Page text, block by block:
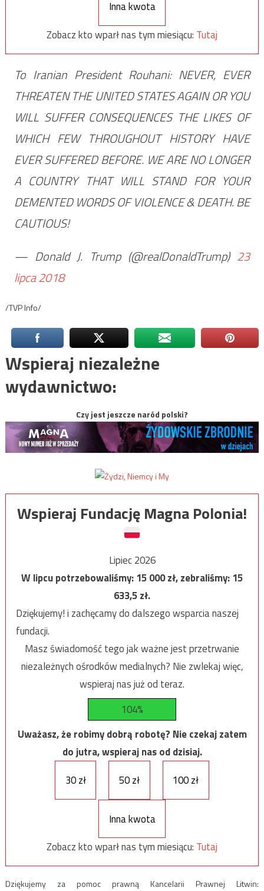
Inna kwota
Zobacz kto wparł nas tym miesiącu: Tutaj
To Iranian President Rouhani: NEVER, EVER
THREATEN THE UNITED STATES AGAIN OR YOU
WILL SUFFER CONSEQUENCES THE LIKES OF
WHICH FEW THROUGHOUT HISTORY HAVE
EVER SUFFERED BEFORE. WE ARE NO LONGER
A COUNTRY THAT WILL STAND FOR YOUR
DEMENTED WORDS OF VIOLENCE & DEATH. BE
CAUTIOUS!
— Donald J. Trump (@realDonaldTrump) 23
lipca 2018
/TVP Info/
Wspieraj niezależne
wydawnictwo:
Czy jest jeszcze naród polski?
Wspieraj Fundację Magna Polonia!
Lipiec 2026
W lipcu potrzebowaliśmy:15 000zł, zebraliśmy:15
633,5zł.
Dziękujemy! i zachęcamy do dalszego wsparcia naszej
fundacji.
Masz świadomość tego jak ważne jest przetrwanie
niezależnych ośrodków medialnych? Nie zwlekaj więc,
wspieraj nas już od teraz.
104%
Uważasz, że robimy dobrą robotę? Nie czekaj zatem
do jutra, wspieraj nas od dzisiaj.
30 zł
50 zł 100 zł
Inna kwota
Zobacz kto wparł nas tym miesiącu: Tutaj
Dziękujemy za pomoc prawną Kancelarii Prawnej Litwin: